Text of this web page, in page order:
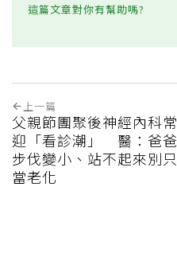
這篇文章對你有幫助嗎?
上一篇
父親節團聚後神經內科常
迎「看診潮」 醫：爸爸
步伐變小、站不起來別只
當老化